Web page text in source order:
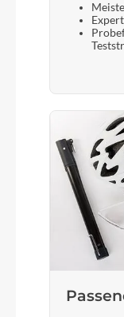
CUBE
1/8" - 1 1/4"